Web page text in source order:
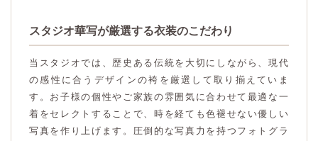
スタジオ華写が厳選する衣装のこだわり
当スタジオでは、歴史ある伝統を大切にしながら、現代
の感性に合うデザインの袴を厳選して取り揃えていま
す。お子様の個性やご家族の雰囲気に合わせて最適な一
着をセレクトすることで、時を経ても色褪せない優しい
写真を作り上げます。圧倒的な写真力を持つフォトグラ